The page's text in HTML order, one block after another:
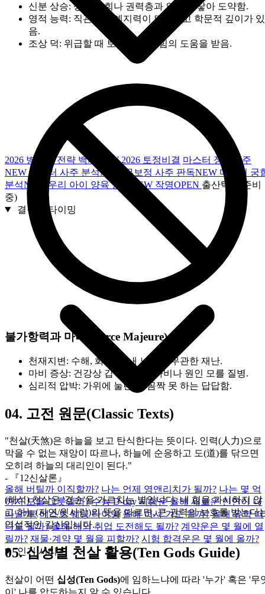
2026 병오년 전략 백서 NEW 2026 토정비결 마스터 정통사주
NEW 마스터 사주 분석NEW 무보정 사주 판독NEW 마스터 궁
분석NEW 우리 아이 양육 궁합 NEW 작명OPEN 출산택일(준비
중)
결정적 타이밍
올해 버틸까 이직할까? 나는 언제 영앤리치가 될까? 나는 몇 억
까지 모을 그릇일까? 수능 D-day 시험운 올해 새로운 인연이 나
타날까? 베스트 웨딩 타이밍 올해 이사 가도 될까? 올해 유학 떠
나도 될까? 올해 해외 취업 도전해도 될까? 계약운은 몇 월에 열
릴까? 재물·계약 몇 월을 피할까? 시험 합격운은 몇 월에 올까?
인기 시리즈
신분 상승:상류 사회나 권력층과 인연이 닿아 도약함.
영적 능력: 직관력과 예지력이 뛰어나고 학문적 깊이가 있
음.
조상 덕: 위급할 때 보이지 않는 힘의 도움을 받음.
불가항력과 마비 (Force Majeure)
천재지변: 수해, 화재 등 내 노력과 무관한 재난.
마비 증상: 건강상 갑작스러운 마비나 원인 모를 질병.
심리적 압박: 가위에 눌린 듯 꼼짝 못 하는 답답함.
04. 고전 원문(Classic Texts)
"천살(天煞)은 하늘을 보고 탄식한다는 뜻이다. 인력(人力)으로
막을 수 없는 재앙이 따르나, 하늘에 순응하고 도(道)를 닦으면
오히려 하늘의 대리인이 된다."
- 『12신살론』
(해석) 천살은 '겸손'을 가르치는 별입니다. 내 힘을 과시하지 않
고 하늘(자연/윗사람)의 뜻을 따르면, 큰 권력의 보호를 받는다
역설적인 길신입니다.
05.십성별 천살 활용(Ten Gods Guide)
천살이 어떤 십성(Ten Gods)에 임하느냐에 따라 '누가' 혹은 '무
이' 나를 압도하는지 알 수 있습니다.